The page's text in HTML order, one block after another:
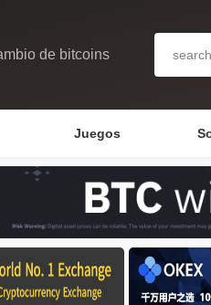
de bitcoins
Juegos